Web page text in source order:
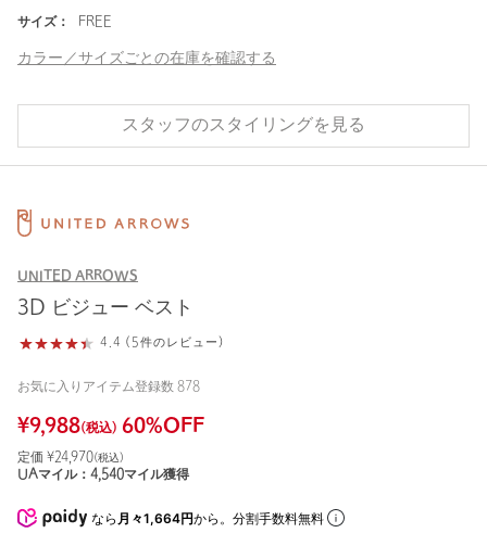
サイズ： FREE
カラー／サイズごとの在庫を確認する
スタッフのスタイリングを見る
UNITED ARROWS
3D ビジュー ベスト
4.4 (5件のレビュー)
お気に入りアイテム登録数 878
¥9,988(税込) 60%OFF
定価 ¥24,970(税込)
UAマイル： 4,540マイル獲得
なら 月々1,664円から。分割手数料無料